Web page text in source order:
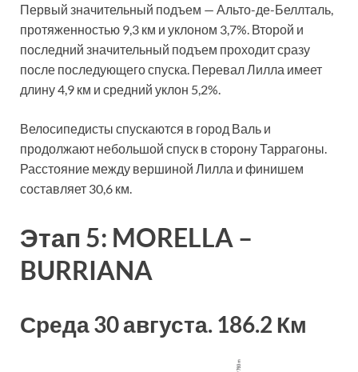
Первый значительный подъем — Альто-де-Беллталь,
протяженностью 9,3 км и уклоном 3,7%. Второй и
последний значительный подъем проходит сразу
после последующего спуска. Перевал Лилла имеет
длину 4,9 км и средний уклон 5,2%.
Велосипедисты спускаются в город Валь и
продолжают небольшой спуск в сторону Таррагоны.
Расстояние между вершиной Лилла и финишем
составляет 30,6 км.
Этап 5: MORELLA –
BURRIANA
Среда 30 августа. 186.2 Км